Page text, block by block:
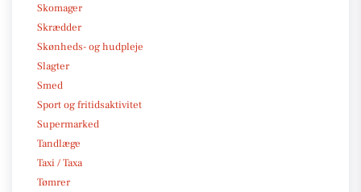
Skomager
Skrædder
Skønheds- og hudpleje
Slagter
Smed
Sport og fritidsaktivitet
Supermarked
Tandlæge
Taxi / Taxa
Tømrer